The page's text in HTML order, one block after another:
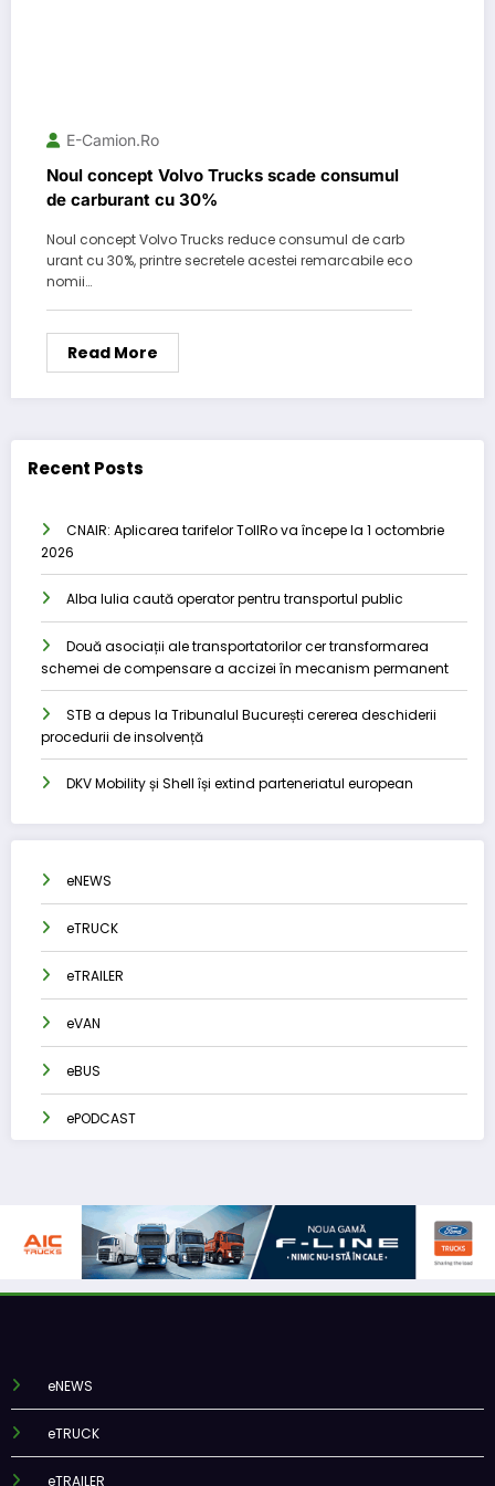
E-Camion.ro
Noul concept Volvo Trucks scade consumul
de carburant cu 30%
Noul concept Volvo Trucks reduce consumul de carb
urant cu 30%, printre secretele acestei remarcabile eco
nomii…
Read More
Recent Posts
CNAIR: Aplicarea tarifelor TollRo va începe la 1 octombrie
2026
Alba Iulia caută operator pentru transportul public
Două asociații ale transportatorilor cer transformarea
schemei de compensare a accizei în mecanism permanent
STB a depus la Tribunalul București cererea deschiderii
procedurii de insolvență
DKV Mobility și Shell își extind parteneriatul european
eNEWS
eTRUCK
eTRAILER
eVAN
eBUS
ePODCAST
eNEWS
eTRUCK
eTRAILER